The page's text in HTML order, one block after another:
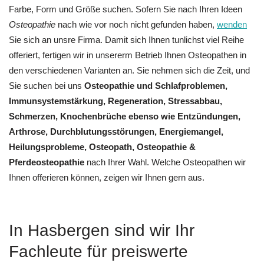
Farbe, Form und Größe suchen. Sofern Sie nach Ihren Ideen
Osteopathie nach wie vor noch nicht gefunden haben, wenden
Sie sich an unsre Firma. Damit sich Ihnen tunlichst viel Reihe
offeriert, fertigen wir in unsererm Betrieb Ihnen Osteopathen in
den verschiedenen Varianten an. Sie nehmen sich die Zeit, und
Sie suchen bei uns Osteopathie und Schlafproblemen,
Immunsystemstärkung, Regeneration, Stressabbau,
Schmerzen, Knochenbrüche ebenso wie Entzündungen,
Arthrose, Durchblutungsstörungen, Energiemangel,
Heilungsprobleme, Osteopath, Osteopathie &
Pferdeosteopathie nach Ihrer Wahl. Welche Osteopathen wir
Ihnen offerieren können, zeigen wir Ihnen gern aus.
In Hasbergen sind wir Ihr
Fachleute für preiswerte